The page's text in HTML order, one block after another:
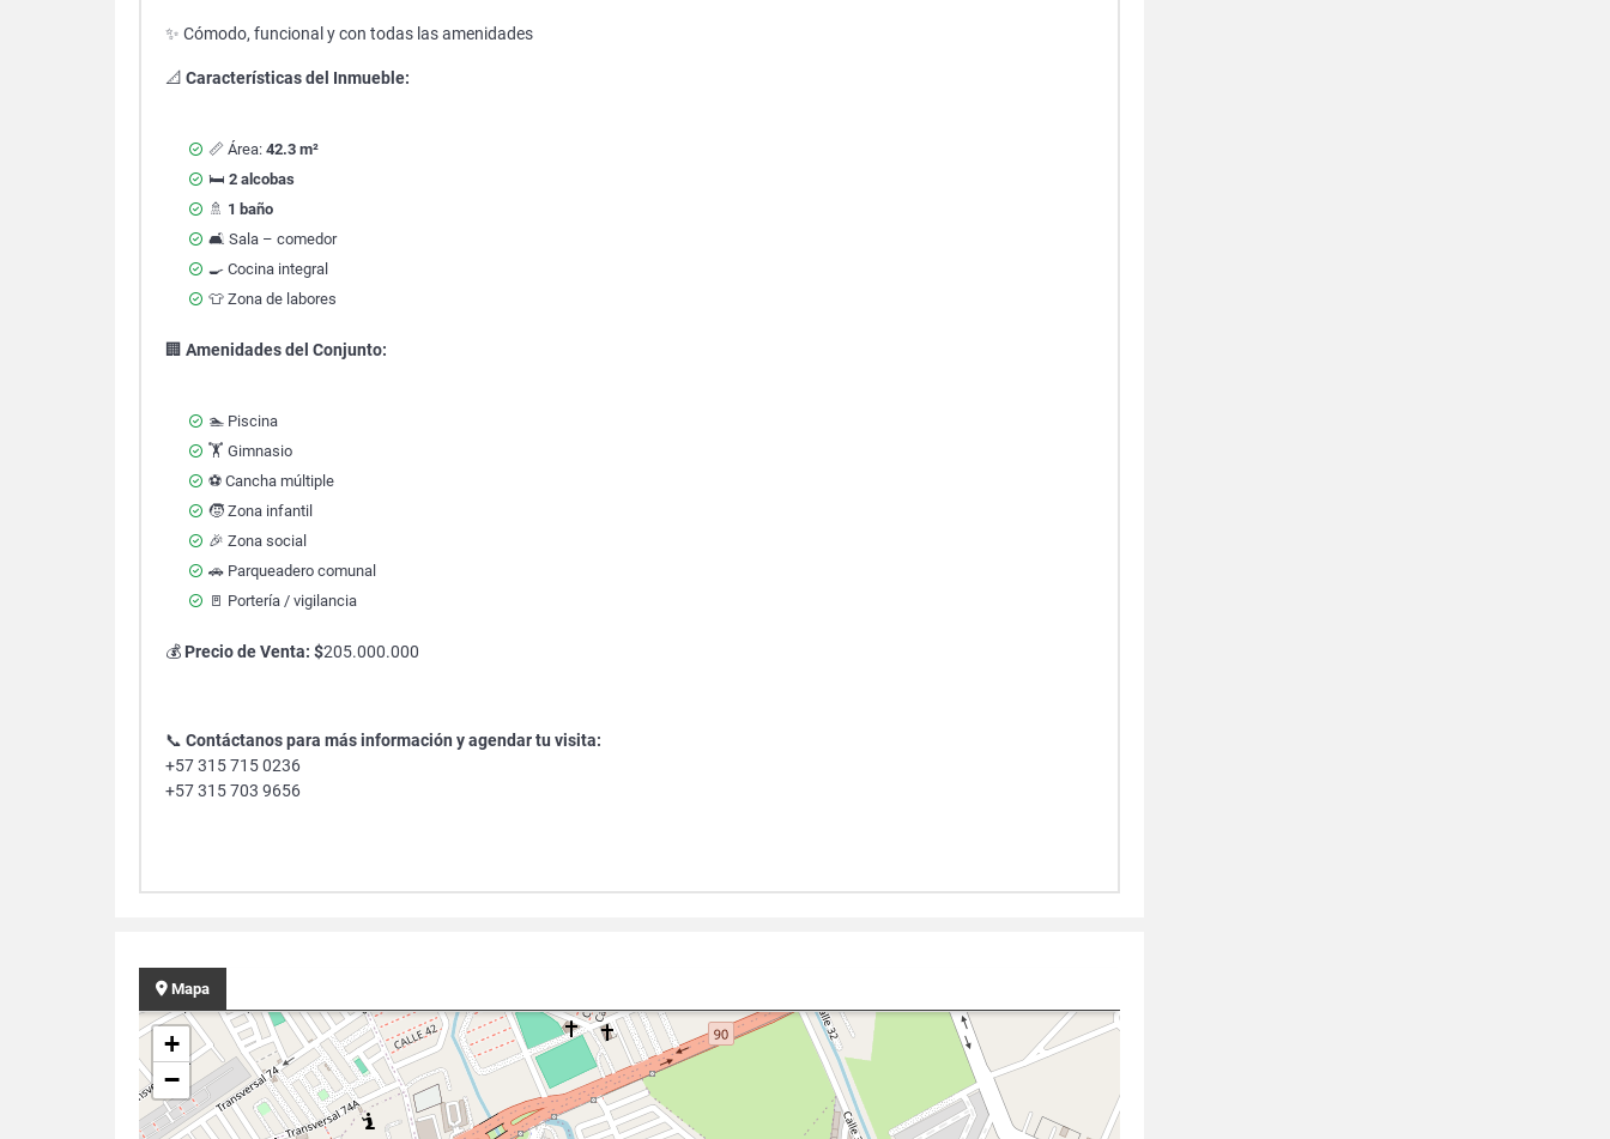
✨ Cómodo, funcional y con todas las amenidades
📐 Características del Inmueble:
📏 Área: 42.3 m²
🛏️ 2 alcobas
🚿 1 baño
🛋️ Sala – comedor
🍳 Cocina integral
👕 Zona de labores
🏢 Amenidades del Conjunto:
🏊 Piscina
🏋️ Gimnasio
⚽ Cancha múltiple
🧒 Zona infantil
🎉 Zona social
🚗 Parqueadero comunal
🚪 Portería / vigilancia
💰 Precio de Venta: $205.000.000
📞 Contáctanos para más información y agendar tu visita:
+57 315 715 0236
+57 315 703 9656
Mapa
+
−